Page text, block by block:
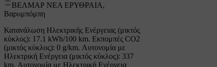
ΒΕΛΜΑΡ ΝΕΑ ΕΡΥΘΡΑΙΑ,
Βαρυμπόμπη
Κατανάλωση Ηλεκτρικής Ενέργειας (μικτός
κύκλος): 17.1 kWh/100 km. Εκπομπές CO2
(μικτός κύκλος): 0 g/km. Αυτονομία με
Ηλεκτρική Ενέργεια (μικτός κύκλος): 337
km. Αυτονομία με Ηλεκτρική Ενέργεια